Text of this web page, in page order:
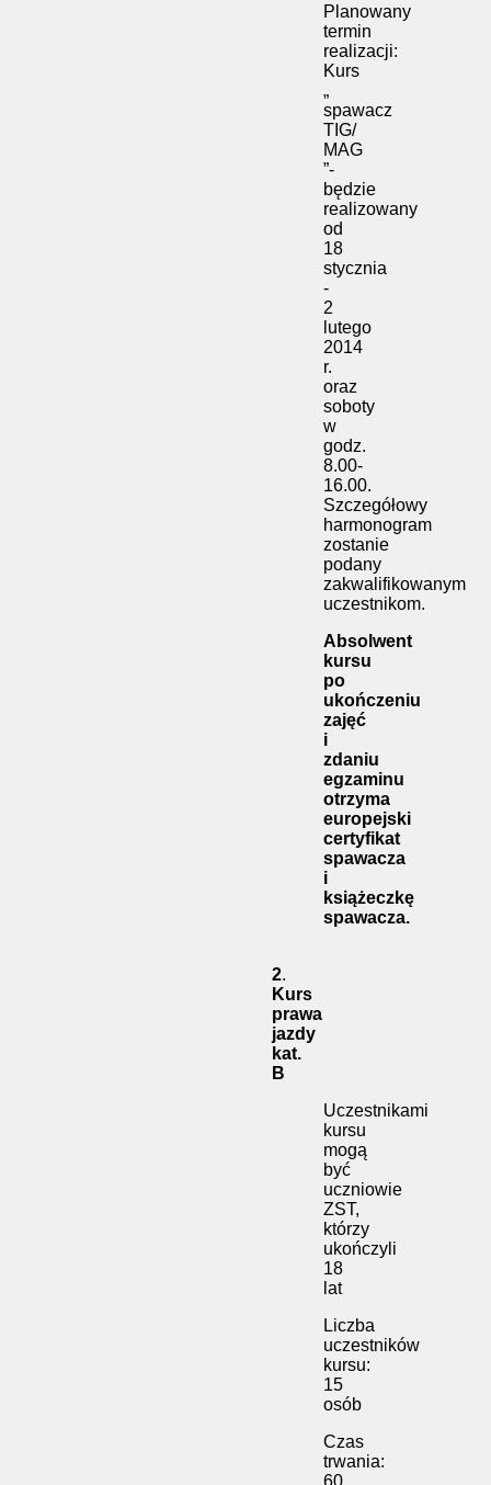
Planowany
termin
realizacji:
Kurs
„
spawacz
TIG/
MAG
”-
będzie
realizowany
od
18
stycznia
-
2
lutego
2014
r.
oraz
soboty
w
godz.
8.00-
16.00.
Szczegółowy
harmonogram
zostanie
podany
zakwalifikowanym
uczestnikom.
Absolwent
kursu
po
ukończeniu
zajęć
i
zdaniu
egzaminu
otrzyma
europejski
certyfikat
spawacza
i
książeczkę
spawacza.
2.
Kurs
prawa
jazdy
kat.
B
Uczestnikami
kursu
mogą
być
uczniowie
ZST,
którzy
ukończyli
18
lat
Liczba
uczestników
kursu:
15
osób
Czas
trwania:
60